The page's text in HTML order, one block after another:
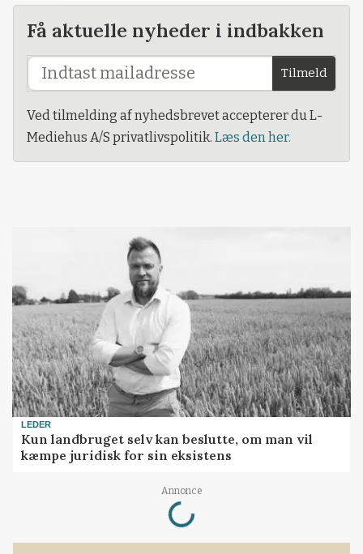
Få aktuelle nyheder i indbakken
Tilmeld
Ved tilmelding af nyhedsbrevet accepterer du L-
Mediehus A/S privatlivspolitik. Læs den her.
LEDER
Kun landbruget selv kan beslutte, om man vil
kæmpe juridisk for sin eksistens
Annonce
Loading...